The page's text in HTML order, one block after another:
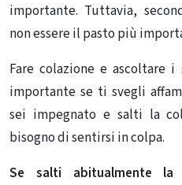
importante. Tuttavia,
non essere il pasto più
Fare colazione e ascoltare
importante se ti svegli
sei impegnato e salti la
bisogno di sentirsi in colpa.
Se salti abitualmente la